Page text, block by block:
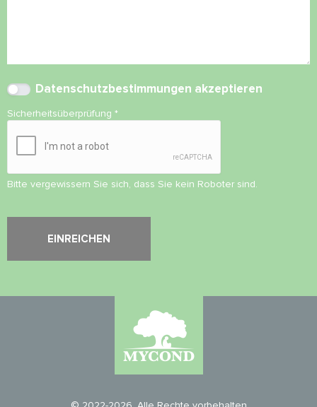
Datenschutzbestimmungen akzeptieren
Sicherheitsüberprüfung *
Bitte vergewissern Sie sich, dass Sie kein Roboter sind.